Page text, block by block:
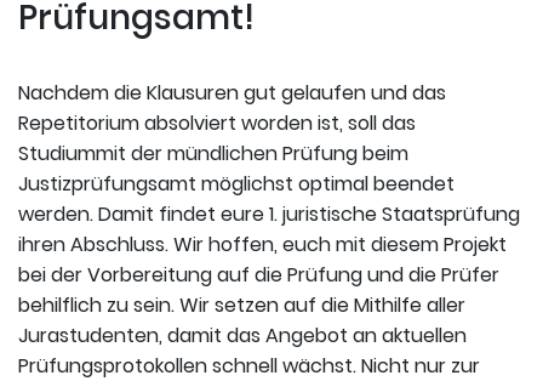
abrufen.
Prüfungsamt!
Nachdem die Klausuren gut gelaufen und das
Repetitorium absolviert worden ist, soll das
Studiummit der mündlichen Prüfung beim
Justizprüfungsamt möglichst optimal beendet
werden. Damit findet eure 1. juristische Staatsprüfung
ihren Abschluss. Wir hoffen, euch mit diesem Projekt
bei der Vorbereitung auf die Prüfung und die Prüfer
behilflich zu sein. Wir setzen auf die Mithilfe aller
Jurastudenten, damit das Angebot an aktuellen
Prüfungsprotokollen schnell wächst. Nicht nur zur